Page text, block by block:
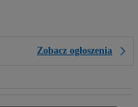
Zobacz ogłoszenia